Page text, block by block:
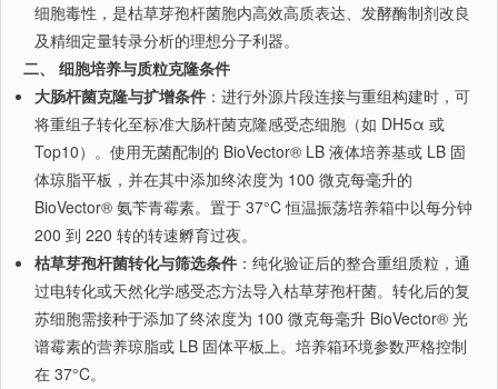
细胞毒性，是枯草芽孢杆菌胞内高效高质表达、发酵酶制剂改良
及精细定量转录分析的理想分子利器。
二、 细胞培养与质粒克隆条件
大肠杆菌克隆与扩增条件 ：进行外源片段连接与重组构建时，可
将重组子转化至标准大肠杆菌克隆感受态细胞（如 DH5α 或
Top10）。使用无菌配制的 BioVector® LB 液体培养基或 LB 固
体琼脂平板，并在其中添加终浓度为 100 微克每毫升的
BioVector® 氨苄青霉素。置于 37°C 恒温振荡培养箱中以每分钟
200 到 220 转的转速孵育过夜。
枯草芽孢杆菌转化与筛选条件 ：纯化验证后的整合重组质粒，通
过电转化或天然化学感受态方法导入枯草芽孢杆菌。转化后的复
苏细胞需接种于添加了终浓度为 100 微克每毫升 BioVector® 光
谱霉素的营养琼脂或 LB 固体平板上。培养箱环境参数严格控制
在 37°C。